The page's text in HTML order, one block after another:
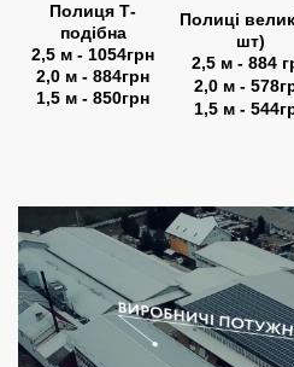
Полиця Т-
подібна
2,5 м - 1054грн
2,0 м - 884грн
1,5 м - 850грн
Полиці
шт)
2,5 м - 884
2,0 м -
1,5 м -